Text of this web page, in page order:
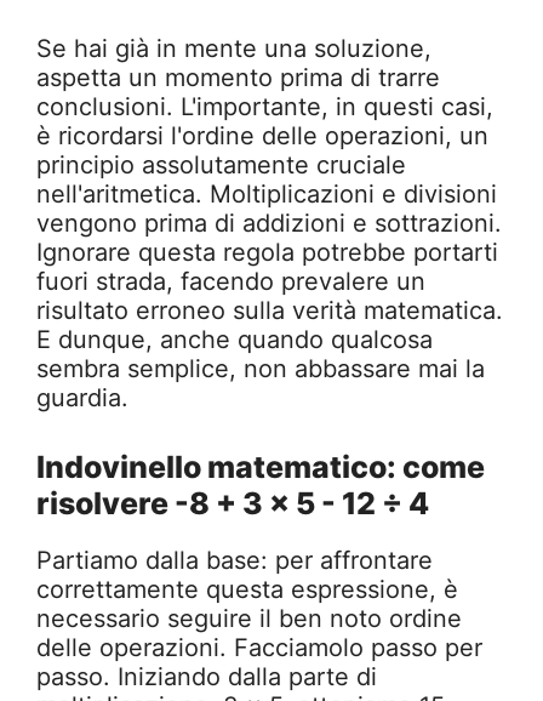
Se hai già in mente una soluzione,
aspetta un momento prima di trarre
conclusioni. L'importante, in questi casi,
è ricordarsi l'ordine delle operazioni, un
principio assolutamente cruciale
nell'aritmetica. Moltiplicazioni e divisioni
vengono prima di addizioni e sottrazioni.
Ignorare questa regola potrebbe portarti
fuori strada, facendo prevalere un
risultato erroneo sulla verità matematica.
E dunque, anche quando qualcosa
sembra semplice, non abbassare mai la
guardia.
Indovinello matematico: come
risolvere -8 + 3 x 5 - 12 ÷ 4
Partiamo dalla base: per affrontare
correttamente questa espressione, è
necessario seguire il ben noto ordine
delle operazioni. Facciamolo passo per
passo. Iniziando dalla parte di